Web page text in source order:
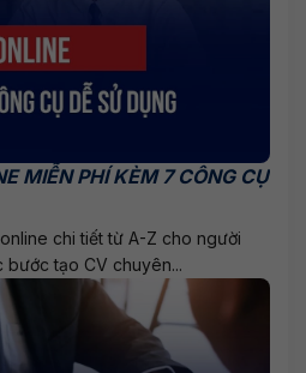
MIỄN PHÍ KÈM 7 CÔNG CỤ
chi tiết từ A-Z cho người
bước tạo CV chuyên...